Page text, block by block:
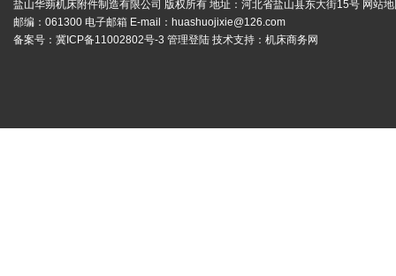
盐山华蒴机床附件制造有限公司 版权所有 地址：河北省盐山县东大街15号 网站
邮编：061300 电子邮箱 E-mail： huashuojixie@126.com
备案号： 冀ICP备11002802号-3 管理登陆 技术支持： 机床商务网